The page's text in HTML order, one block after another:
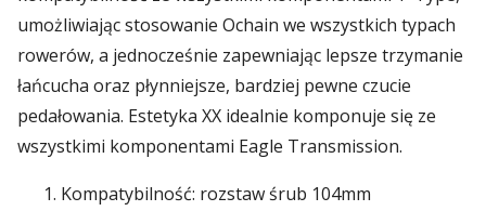
umożliwiając stosowanie Ochain we wszystkich typach
rowerów, a jednocześnie zapewniając lepsze trzymanie
łańcucha oraz płynniejsze, bardziej pewne czucie
pedałowania. Estetyka XX idealnie komponuje się ze
wszystkimi komponentami Eagle Transmission.
Kompatybilność: rozstaw śrub 104mm